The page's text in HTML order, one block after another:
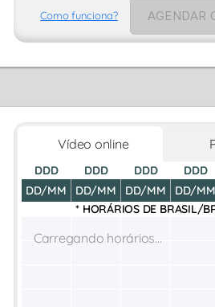
Como funciona? AGENDAR
Vídeo online
DDD
DD/MM
DDD
DD/MM
DDD
DD/MM
DDD
DD/MM
* HORÁRIOS DE BRASIL/
Carregando horários...